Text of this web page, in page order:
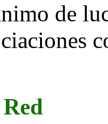
de